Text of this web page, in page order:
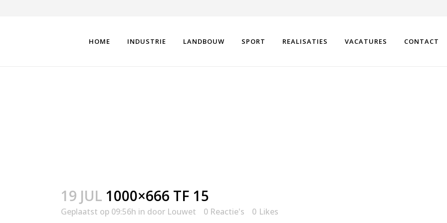
HOME INDUSTRIE LANDBOUW SPORT REALISATIES VACATURES CONTACT
19 JUL 1000×666 TF 15
Geplaatst op 09:56h in door Louwet 0 Reactie's 0 Likes